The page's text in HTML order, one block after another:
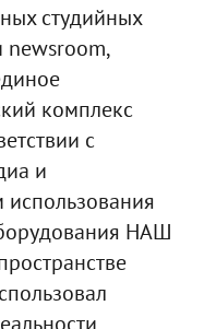
студийных
newsroom,
комплекс
с
и
использования
НАШ